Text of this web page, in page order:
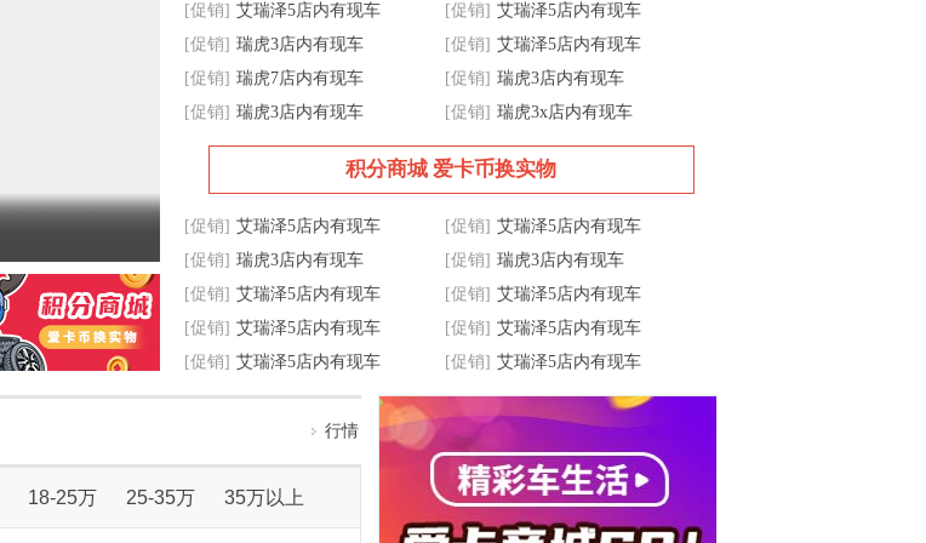
[促销] 艾瑞泽5店内有现车 [促销] 艾瑞泽5店内有现车
[促销] 瑞虎3店内有现车 [促销] 艾瑞泽5店内有现车
[促销] 瑞虎7店内有现车 [促销] 瑞虎3店内有现车
[促销] 瑞虎3店内有现车 [促销] 瑞虎3x店内有现车
积分商城 爱卡币换实物
[促销] 艾瑞泽5店内有现车 [促销] 艾瑞泽5店内有现车
[促销] 瑞虎3店内有现车 [促销] 瑞虎3店内有现车
[促销] 艾瑞泽5店内有现车 [促销] 艾瑞泽5店内有现车
[促销] 艾瑞泽5店内有现车 [促销] 艾瑞泽5店内有现车
[促销] 艾瑞泽5店内有现车 [促销] 艾瑞泽5店内有现车
行情
18-25万 25-35万 35万以上